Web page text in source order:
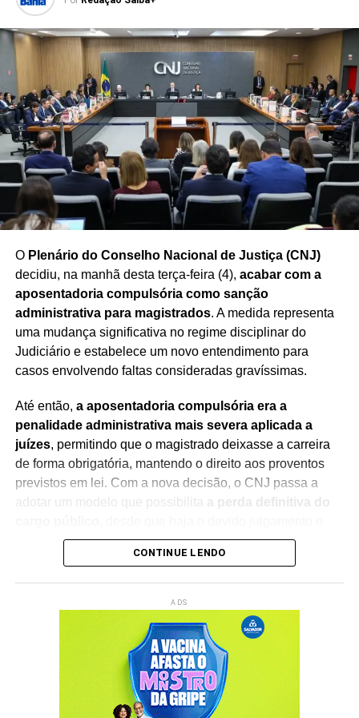
O cenário político segue em constante transformação, e
especialistas destacam queas intenções de voto
podem variar ao longo do processo eleitoral,
influenciadas por fatores econômicos, sociais, decisões
partidárias e acontecimentos do cenário nacional.
Redação Saiba+
O Plenário do Conselho Nacional de Justiça (CNJ)
decidiu, na manhã desta terça-feira (4), acabar com a
aposentadoria compulsória como sanção
administrativa para magistrados. A medida representa
uma mudança significativa no regime disciplinar do
Judiciário e estabelece um novo entendimento para
casos envolvendo faltas consideradas gravíssimas.
Até então, a aposentadoria compulsória era a
penalidade administrativa mais severa aplicada a
juízes, permitindo que o magistrado deixasse a carreira
de forma obrigatória, mantendo o direito aos proventos
previstos em lei. Com a nova decisão, o CNJ passa a
adotar um modelo que possibilita
a perda definitiva do
observância das regras constitucionais.
Supremo Tribunal Federal (STF). Na abertura dos
trabalhos, o ministro destacou a importância do debate
institucional e ressaltou que a decisão representa um
avanço no aperfeiçoamento dos mecanismos de
responsabilização e integridade no Poder Judiciário.
CONTINUE LENDO
ADS